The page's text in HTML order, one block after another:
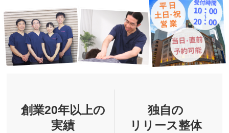
創業20年以上の
実績
独自の
リリース整体